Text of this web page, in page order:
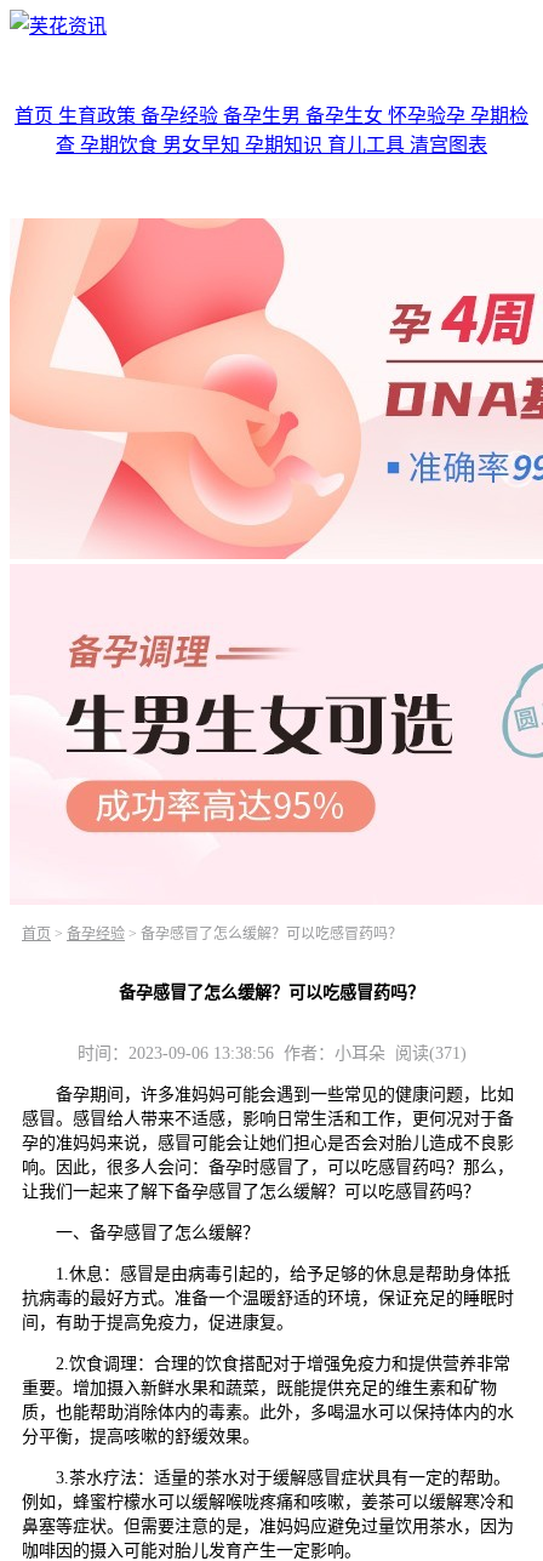
首页 生育政策 备孕经验 备孕生男 备孕生女 怀孕验孕 孕期检
查 孕期饮食 男女早知 孕期知识 育儿工具 清宫图表
首页 > 备孕经验 > 备孕感冒了怎么缓解？可以吃感冒药吗？
备孕感冒了怎么缓解？可以吃感冒药吗？
时间：2023-09-06 13:38:56 作者：小耳朵 阅读(371)
备孕期间，许多准妈妈可能会遇到一些常见的健康问题，比如
感冒。感冒给人带来不适感，影响日常生活和工作，更何况对于备
孕的准妈妈来说，感冒可能会让她们担心是否会对胎儿造成不良影
响。因此，很多人会问：备孕时感冒了，可以吃感冒药吗？那么，
让我们一起来了解下备孕感冒了怎么缓解？可以吃感冒药吗？
一、备孕感冒了怎么缓解？
1.休息：感冒是由病毒引起的，给予足够的休息是帮助身体抵
抗病毒的最好方式。准备一个温暖舒适的环境，保证充足的睡眠时
间，有助于提高免疫力，促进康复。
2.饮食调理：合理的饮食搭配对于增强免疫力和提供营养非常
重要。增加摄入新鲜水果和蔬菜，既能提供充足的维生素和矿物
质，也能帮助消除体内的毒素。此外，多喝温水可以保持体内的水
分平衡，提高咳嗽的舒缓效果。
3.茶水疗法：适量的茶水对于缓解感冒症状具有一定的帮助。
例如，蜂蜜柠檬水可以缓解喉咙疼痛和咳嗽，姜茶可以缓解寒冷和
鼻塞等症状。但需要注意的是，准妈妈应避免过量饮用茶水，因为
咖啡因的摄入可能对胎儿发育产生一定影响。